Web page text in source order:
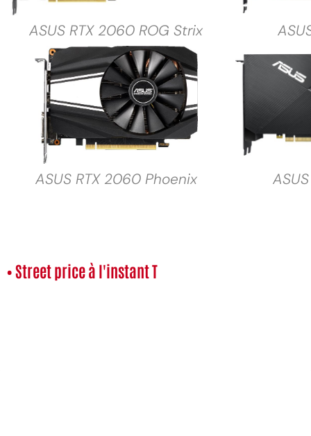
ASUS RTX 2060 ROG Strix
ASUS RTX 2060 Phoenix
• Street price à l'instant T